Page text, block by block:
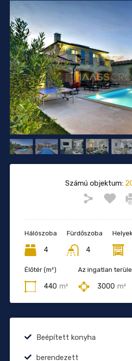
Számú objektum:
Hálószoba
4
Fürdőszoba
4
Helyek
Élőtér (m²)
440 m²
Az ingatlan
3000 m²
Beépített konyha
berendezett